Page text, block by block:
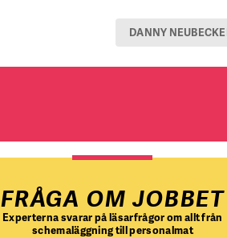
DANNY
FRÅGA OM JOBBET
Experterna svarar på läsarfrågor om allt från
schemaläggning till personalmat